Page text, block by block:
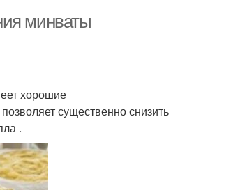
минваты
хорошие
существенно снизить
.